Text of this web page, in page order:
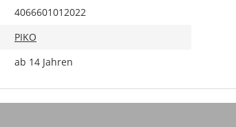
4066601012022
PIKO
ab 14 Jahren